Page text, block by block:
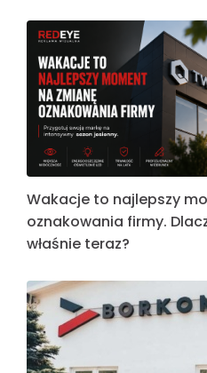
Wakacje to najlepszy
oznakowania firmy.
właśnie teraz?